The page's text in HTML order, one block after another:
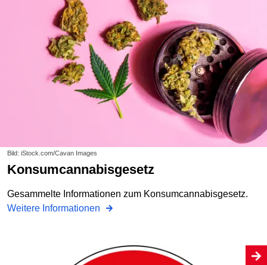
Bild: iStock.com/Cavan Images
Konsumcannabisgesetz
Gesammelte Informationen zum Konsumcannabisgesetz.
Weitere Informationen